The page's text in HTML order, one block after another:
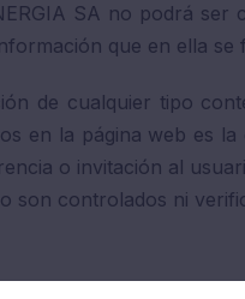
SA no podrá ser
que en ella se
de cualquier tipo
en la página web es
o invitación al
son controlados ni